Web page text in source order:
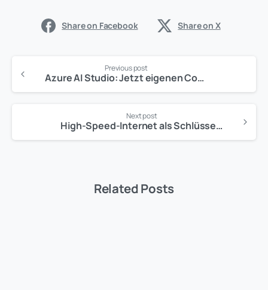
Share on Facebook Share on X
Previous post
Azure AI Studio: Jetzt eigenen Copiloten erschaffen
Next post
High-Speed-Internet als Schlüsselfaktor der digitalen Transformation
Related Posts